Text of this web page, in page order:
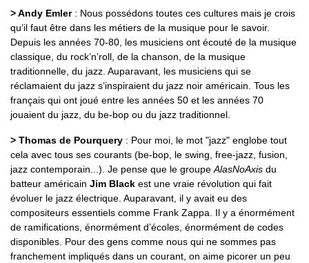
> Andy Emler: Nous possédons toutes ces cultures mais je crois
qu’il faut être dans les métiers de la musique pour le savoir.
Depuis les années 70-80, les musiciens ont écouté de la musique
classique, du rock’n’roll, de la chanson, de la musique
traditionnelle, du jazz. Auparavant, les musiciens qui se
réclamaient du jazz s’inspiraient du jazz noir américain. Tous les
français qui ont joué entre les années 50 et les années 70
jouaient du jazz, du be-bop ou du jazz traditionnel.
> Thomas de Pourquery : Pour moi, le mot "jazz" englobe tout
cela avec tous ses courants (be-bop, le swing, free-jazz, fusion,
jazz contemporain...). Je pense que le groupeAlasNoAxis du
batteur américain Jim Black est une vraie révolution qui fait
évoluer le jazz électrique. Auparavant, il y avait eu des
compositeurs essentiels comme Frank Zappa. Il y a énormément
de ramifications, énormément d’écoles, énormément de codes
disponibles. Pour des gens comme nous qui ne sommes pas
franchement impliqués dans un courant, on aime picorer un peu